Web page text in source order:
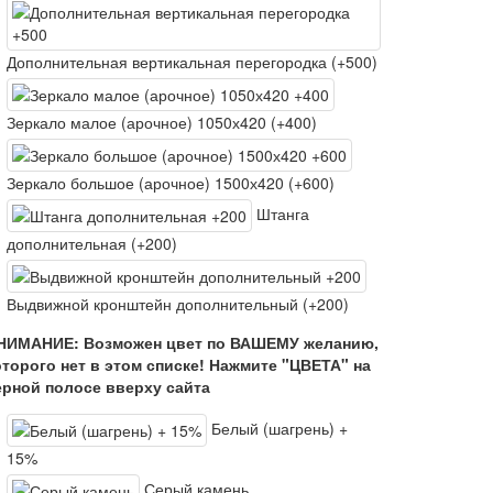
Дополнительная вертикальная перегородка (+500)
Зеркало малое (арочное) 1050х420 (+400)
Зеркало большое (арочное) 1500х420 (+600)
Штанга
дополнительная (+200)
Выдвижной кронштейн дополнительный (+200)
Возможен цвет по ВАШЕМУ желанию,
нет в этом списке! Нажмите "ЦВЕТА" на
полосе вверху сайта
Белый (шагрень) +
15%
Серый камень